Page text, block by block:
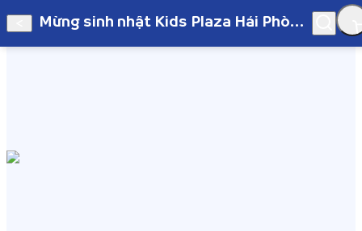
Mừng sinh nhật Kids Plaza Hải Phòng - App
Hà Nội
Mừng sinh nhật Kids Plaza Hải Phòng - App